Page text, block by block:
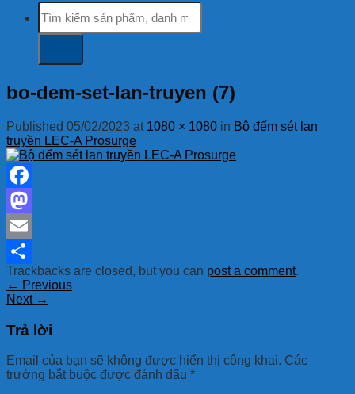
Tìm
kiếm:
bo-dem-set-lan-truyen (7)
Published 05/02/2023 at 1080 × 1080 in Bộ đếm sét lan
truyền LEC-A Prosurge
Facebook
Mastodon
Email
Share
Trackbacks are closed, but you can post a comment.
← Previous
Next →
Trả lời
Email của bạn sẽ không được hiển thị công khai. Các
trường bắt buộc được đánh dấu *